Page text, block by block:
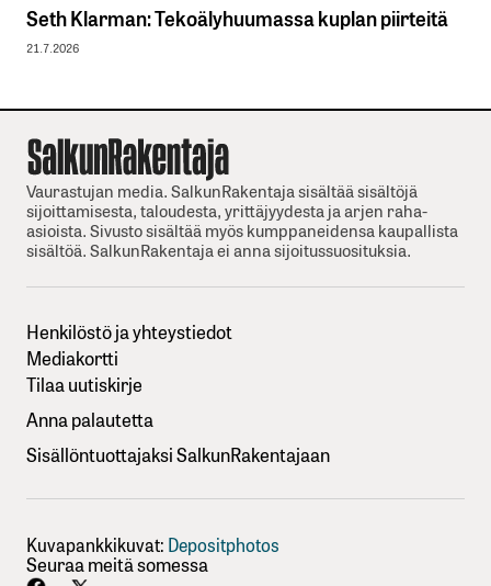
Seth Klarman: Tekoälyhuumassa kuplan piirteitä
21.7.2026
Vaurastujan media. SalkunRakentaja sisältää sisältöjä
sijoittamisesta, taloudesta, yrittäjyydesta ja arjen raha-
asioista. Sivusto sisältää myös kumppaneidensa kaupallista
sisältöä. SalkunRakentaja ei anna sijoitussuosituksia.
Henkilöstö ja yhteystiedot
Mediakortti
Tilaa uutiskirje
Anna palautetta
Sisällöntuottajaksi SalkunRakentajaan
Kuvapankkikuvat: Depositphotos
Seuraa meitä somessa